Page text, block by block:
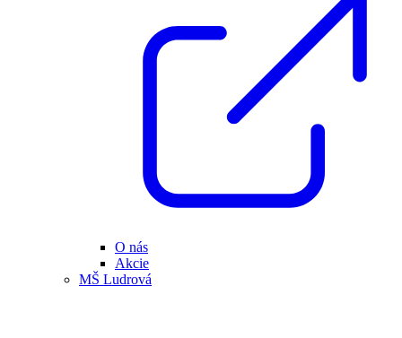
O nás
Akcie
MŠ Ludrová